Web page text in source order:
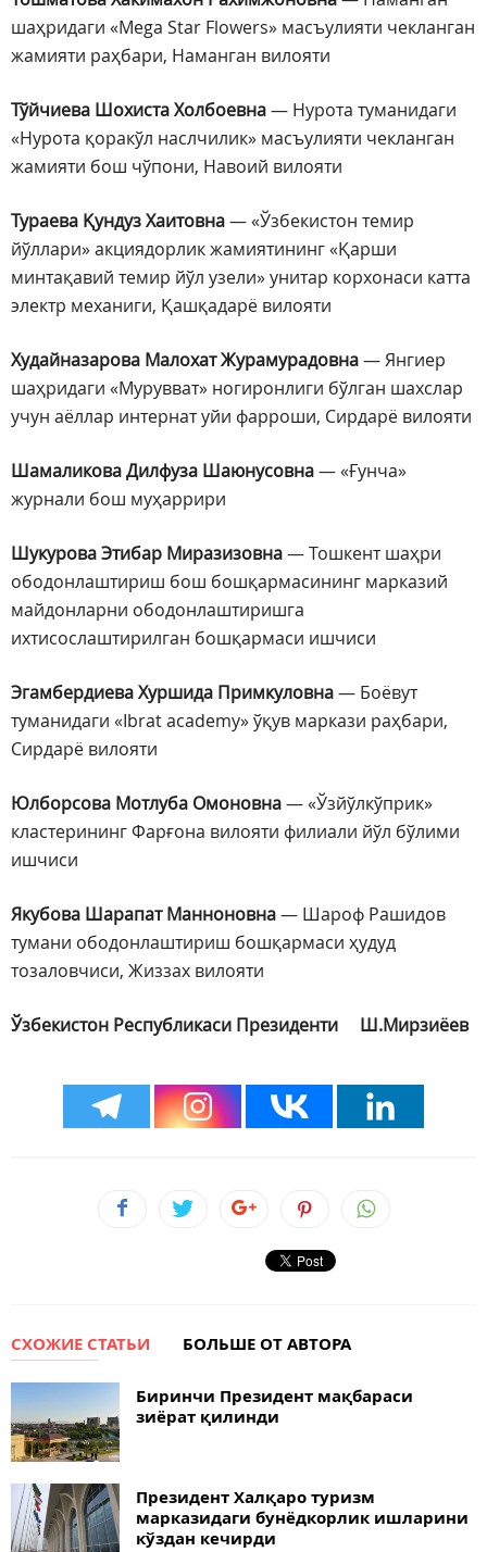
шаҳридаги «Mega Star Flowers» масъулияти чекланган
жамияти раҳбари, Наманган вилояти
Тўйчиева Шохиста Холбоевна— Нурота туманидаги
«Нурота қоракўл наслчилик» масъулияти чекланган
жамияти бош чўпони, Навоий вилояти
Тураева Қундуз Хаитовна— «Ўзбекистон темир
йўллари» акциядорлик жамиятининг «Қарши
минтақавий темир йўл узели» унитар корхонаси катта
электр механиги, Қашқадарё вилояти
Худайназарова Малохат Журамурадовна— Янгиер
шаҳридаги «Мурувват» ногиронлиги бўлган шахслар
учун аёллар интернат уйи фарроши, Сирдарё вилояти
Шамаликова Дилфуза Шаюнусовна— «Ғунча»
журнали бош муҳаррири
Шукурова Этибар Миразизовна— Тошкент шаҳри
ободонлаштириш бош бошқармасининг марказий
майдонларни ободонлаштиришга
ихтисослаштирилган бошқармаси ишчиси
Эгамбердиева Хуршида Примкуловна— Боёвут
туманидаги «Ibrat aсademy» ўқув маркази раҳбари,
Сирдарё вилояти
Юлборсова Мотлуба Омоновна— «Ўзйўлкўприк»
кластерининг Фарғона вилояти филиали йўл бўлими
ишчиси
Якубова Шарапат Манноновна— Шароф Рашидов
тумани ободонлаштириш бошқармаси ҳудуд
тозаловчиси, Жиззах вилояти
Ўзбекистон Республикаси Президенти Ш.Мирзиёев
СХОЖИЕ СТАТЬИ БОЛЬШЕ ОТ АВТОРА
Биринчи Президент мақбараси
зиёрат қилинди
Президент Халқаро туризм
марказидаги бунёдкорлик ишларини
кўздан кечирди